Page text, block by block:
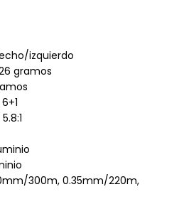
izquierdo
gramos
300m, 0.35mm/220m,